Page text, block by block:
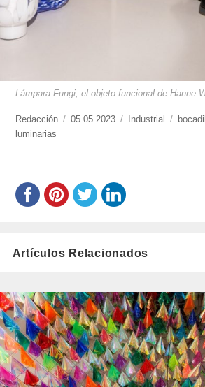
Lámpara Fungi, el objeto funcional de Hanne
https://www.experimenta.es/author/redaccion/
Redacción
Publicado
05.05.2023 Categorías
Industrial
luminarias
Artículos Relacionados